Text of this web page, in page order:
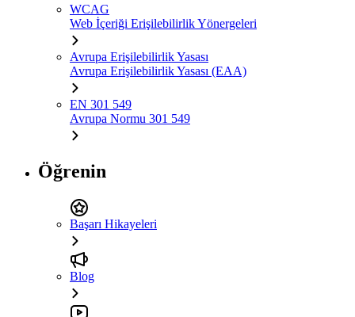
WCAG
Web İçeriği Erişilebilirlik Yönergeleri
Avrupa Erişilebilirlik Yasası
Avrupa Erişilebilirlik Yasası (EAA)
EN 301 549
Avrupa Normu 301 549
Öğrenin
Başarı Hikayeleri
Blog